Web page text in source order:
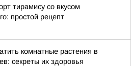
тирамису со вкусом
простой рецепт
комнатные растения в
секреты их здоровья